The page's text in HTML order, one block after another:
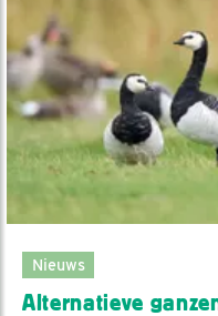
Nieuws
Alternatieve